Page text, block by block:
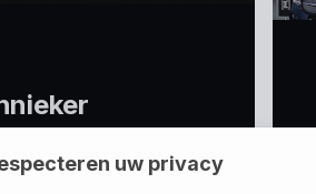
uw privacy